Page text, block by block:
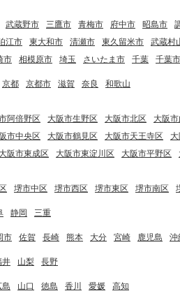
武蔵野市 三鷹市 青梅市 府中市 昭島市
江市 東大和市 清瀬市 東久留米市
武蔵村
市 相模原市 埼玉 さいたま市 千葉 千葉市
京都 京都市 滋賀 奈良
和歌山
阿倍野区 大阪市生野区 大阪市北区
大阪
市中央区 大阪市鶴見区 大阪市天王寺区
大阪市東成区 大阪市東淀川区 大阪市平野区
堺市中区 堺市西区 堺市東区 堺市南区
静岡 三重
市 佐賀 長崎 熊本 大分 宮崎 鹿児島 沖
井 山梨 長野
島 山口 徳島 香川 愛媛 高知